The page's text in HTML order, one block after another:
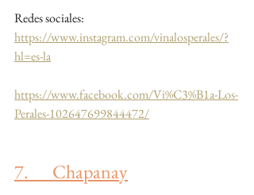
Redes sociales:
https://www.instagram.com/vinalosperales/?
hl=es-la
https://www.facebook.com/Vi%C3%B1a-Los-
Perales-102647699844472/
7.      Chapanay